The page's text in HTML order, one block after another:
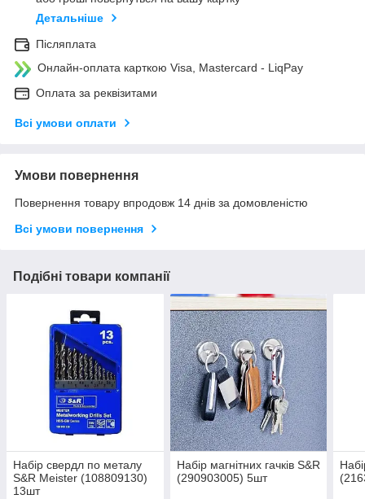
Детальніше
Післяплата
Онлайн-оплата карткою Visa, Mastercard - LiqPay
Оплата за реквізитами
Всі умови оплати
Умови повернення
Повернення товару впродовж 14 днів за домовленістю
Всі умови повернення
Подібні товари компанії
Набір свердл по металу
S&R Meister (108809130)
13шт
Набір магнітних гачків S&R
(290903005) 5шт